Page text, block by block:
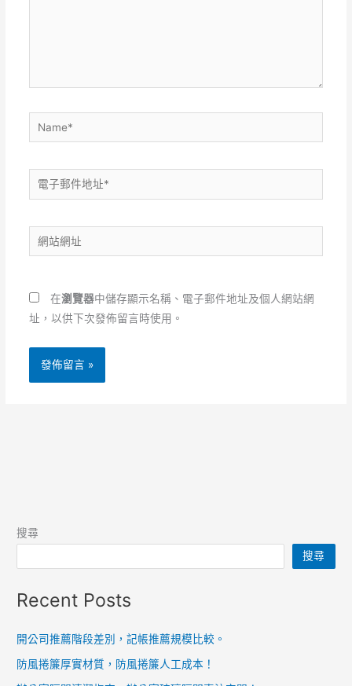
Name*
電
子
件
地
*
站
址
在瀏覽器中儲存顯示名稱、電子郵件地址及個人網站網
址，以供下次發佈留言時使用。
搜尋
搜尋
Recent Posts
開公司推薦階段差別，記帳推薦規模比較。
防風捲簾厚實材質，防風捲簾人工成本！